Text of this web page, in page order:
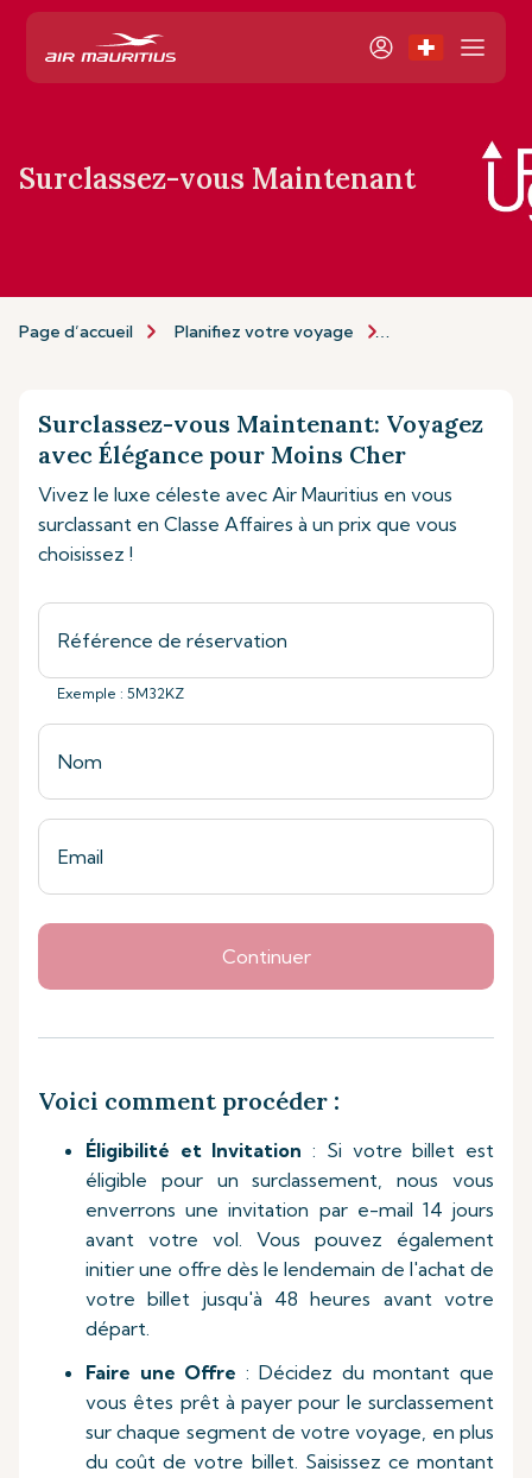
Surclassez-vous Maintenant
Page d’accueil Planifiez votre voyage
Surclassez-vous Maintenant: Voyagez
avec Élégance pour Moins Cher
Vivez le luxe céleste avec Air Mauritius en vous
surclassant en Classe Affaires à un prix que vous
choisissez !
Exemple : 5M32KZ
Continuer
Voici comment procéder :
Éligibilité et Invitation : Si votre billet est
éligible pour un surclassement, nous vous
enverrons une invitation par e-mail 14 jours
avant votre vol. Vous pouvez également
initier une offre dès le lendemain de l'achat de
votre billet jusqu'à 48 heures avant votre
départ.
Faire une Offre : Décidez du montant que
vous êtes prêt à payer pour le surclassement
sur chaque segment de votre voyage, en plus
du coût de votre billet. Saisissez ce montant